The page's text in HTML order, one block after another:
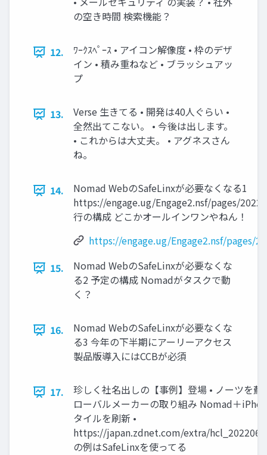
の空き時間 検索機能？
12.
ﾜｰｸｽﾍﾟｰｽ • アイコン解像度 • 枠のデザ
イン • 積み重ねなど • ブラッシュアッ
プ
13.
Verse 生きてる • 開発は40人ぐらい •
全然出てこない。 • 今後は出します。
• これからは大丈夫。 • アグネスさん
ね。
14.
Nomad WebのSafeLinxが必要なくなる1
https://engage.ug/Engage2.nsf/pages/
行の構成 どこかオールインワンやねん！
https://engage.ug/Engage2.nsf/pages/
15.
Nomad WebのSafeLinxが必要なくな
る2 予定の構成 Nomadがタスクで動
く？
16.
Nomad WebのSafeLinxが必要なくな
る3 今年の下半期にアーリーアクセス
製品版導入にはCCBが必須
17.
珍しく社名出しの【事例】登場 • ノーツを
ローバルメーカーの取り組み Nomad＋
タイルを刷新 •
https://japan.zdnet.com/extra/hcl_202206/
の例はSafeLinxを使ってる